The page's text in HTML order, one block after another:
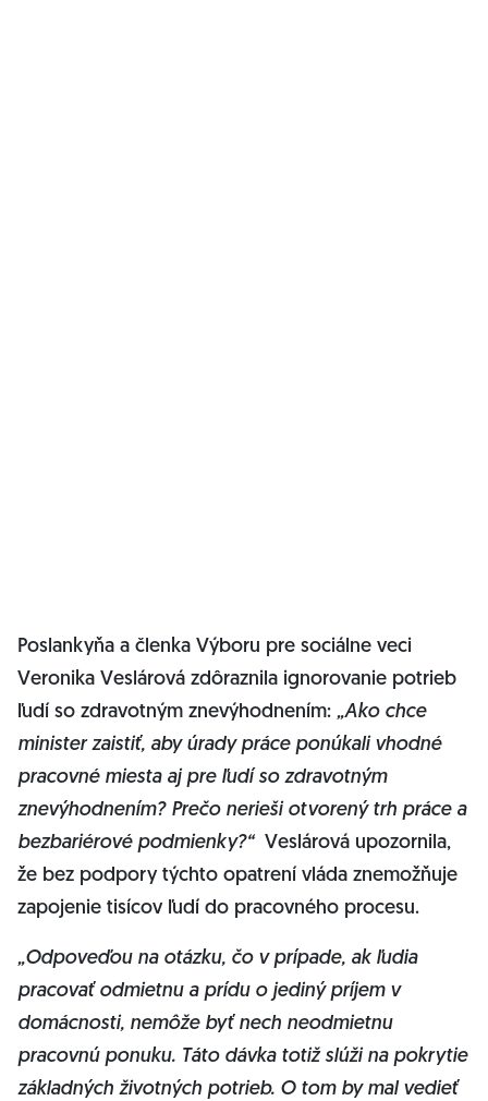
Poslankyňa a členka Výboru pre sociálne veci
Veronika Veslárová zdôraznila ignorovanie potrieb
ľudí so zdravotným znevýhodnením: „Ako chce
minister zaistiť, aby úrady práce ponúkali vhodné
pracovné miesta aj pre ľudí so zdravotným
znevýhodnením? Prečo nerieši otvorený trh práce a
bezbariérové podmienky?“ Veslárová upozornila,
že bez podpory týchto opatrení vláda znemožňuje
zapojenie tisícov ľudí do pracovného procesu.
„Odpoveďou na otázku, čo v prípade, ak ľudia
pracovať odmietnu a prídu o jediný príjem v
domácnosti, nemôže byť nech neodmietnu
pracovnú ponuku. Táto dávka totiž slúži na pokrytie
základných životných potrieb. O tom by mal vedieť